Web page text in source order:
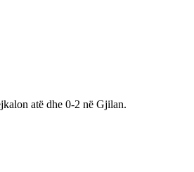
atë dhe 0-2 në Gjilan.